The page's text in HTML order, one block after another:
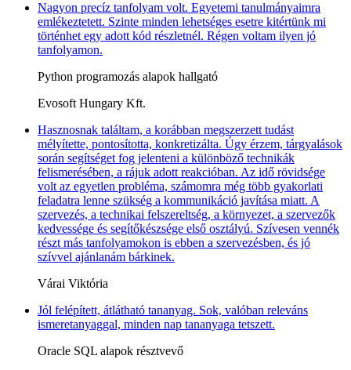
Nagyon precíz tanfolyam volt. Egyetemi tanulmányaimra
emlékeztetett. Szinte minden lehetséges esetre kitértünk mi
történhet egy adott kód részletnél. Régen voltam ilyen jó
tanfolyamon.
Python programozás alapok hallgató
Evosoft Hungary Kft.
Hasznosnak találtam, a korábban megszerzett tudást
mélyítette, pontosította, konkretizálta. Úgy érzem, tárgyalások
során segítséget fog jelenteni a különböző technikák
felismerésében, a rájuk adott reakcióban. Az idő rövidsége
volt az egyetlen probléma, számomra még több gyakorlati
feladatra lenne szükség a kommunikáció javítása miatt. A
szervezés, a technikai felszereltség, a környezet, a szervezők
kedvessége és segítőkészsége első osztályú. Szívesen vennék
részt más tanfolyamokon is ebben a szervezésben, és jó
szívvel ajánlanám bárkinek.
Várai Viktória
Jól felépített, átlátható tananyag. Sok, valóban releváns
ismeretanyaggal, minden nap tananyaga tetszett.
Oracle SQL alapok résztvevő